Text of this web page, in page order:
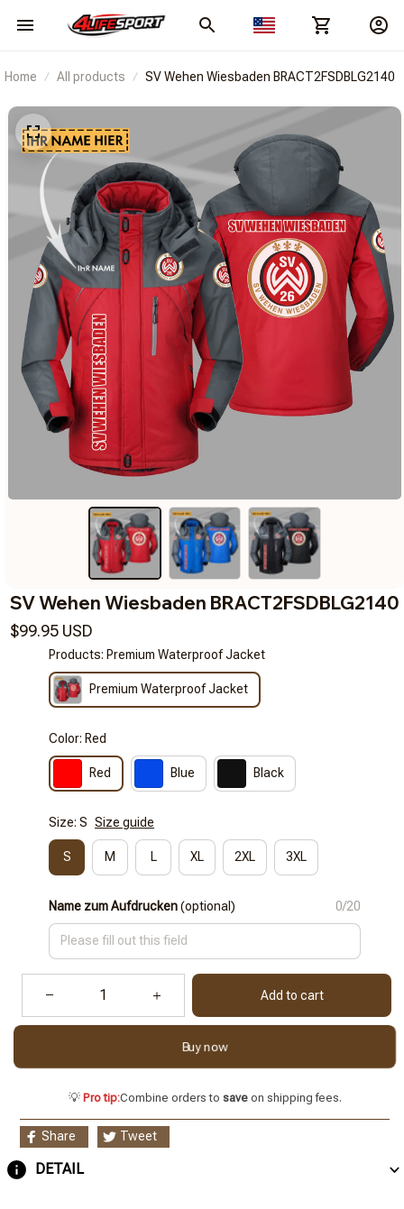
Home All products SV Wehen Wiesbaden BRACT2FSDBLG2140
SV Wehen Wiesbaden BRACT2FSDBLG2140
$99.95 USD
Products: Premium Waterproof Jacket
Premium Waterproof Jacket
Color: Red
Red Blue Black
Size: S Size guide
S M L XL 2XL 3XL
Name zum Aufdrucken(optional) 0/20
Add to cart
Buy now
💡 Pro tip:Combine orders to saveon shipping fees.
Share Tweet
DETAIL